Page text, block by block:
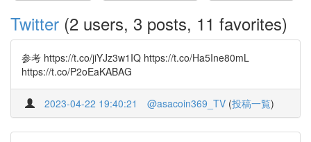
Twitter (2 users, 3 posts, 11 favorites)
参考 https://t.co/jiYJz3w1IQ https://t.co/Ha5Ine80mL
https://t.co/P2oEaKABAG
2023-04-22 19:40:21 @asacoin369_TV (投稿一覧)